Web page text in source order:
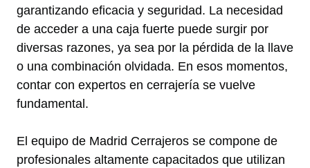
garantizando eficacia y seguridad. La necesidad
de acceder a una caja fuerte puede surgir por
diversas razones, ya sea por la pérdida de la llave
o una combinación olvidada. En esos momentos,
contar con expertos en cerrajería se vuelve
fundamental.
El equipo de Madrid Cerrajeros se compone de
profesionales altamente capacitados que utilizan